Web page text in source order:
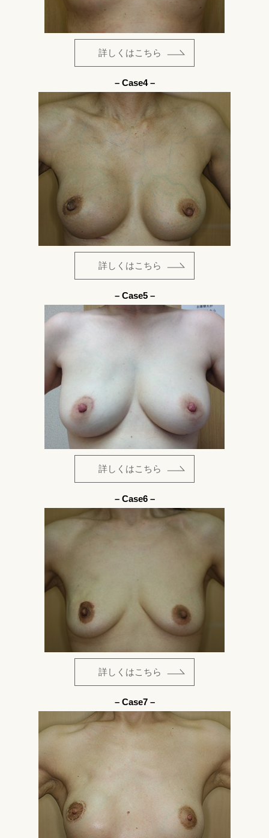
詳しくはこちら
– Case4 –
詳しくはこちら
– Case5 –
詳しくはこちら
– Case6 –
詳しくはこちら
– Case7 –